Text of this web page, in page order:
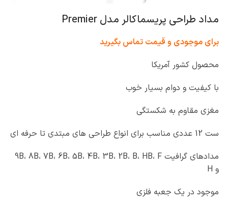
مداد طراحی پریسماکالر مدل Premier
برای موجودی و قیمت تماس بگیرید
محصول کشور آمریکا
با کیفیت و دوام بسیار خوب
مغزی مقاوم به شکستگی
ست 12 عددی مناسب برای انواع طراحی های مبتدی تا حرفه ای
مدادهای گرافیت 9B، 8B، 7B، 6B، 5B، 4B، 3B، 2B، B، HB، F
و H
موجود در یک جعبه فلزی